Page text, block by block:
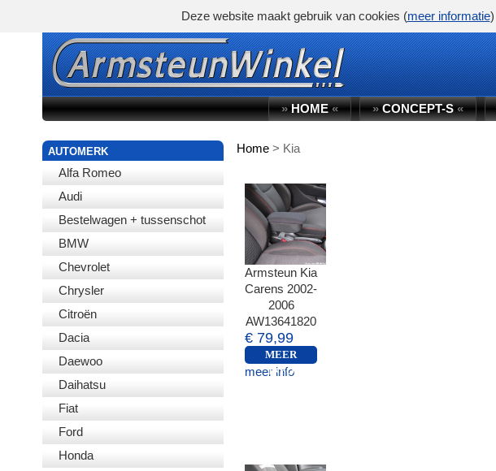
»HOME« »CONCEPT-S«
AUTOMERK
Alfa Romeo
Audi
Bestelwagen + tussenschot
BMW
Chevrolet
Chrysler
Citroën
Dacia
Daewoo
Daihatsu
Fiat
Ford
Honda
Home > Kia
Armsteun Kia
Carens 2002-
2006
AW13641820
€ 79,99
MEER
INFO
meer info
WINKELWAGEN
Deze website maakt gebruik van cookies (meer informatie)